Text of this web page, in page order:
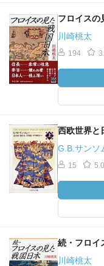
フロイスの
川崎桃太
194
西欧世界と
G.B.サンソ
15
続・フロイ
川崎桃太